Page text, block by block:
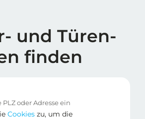
und Türen-
finden
Cookies zu, um die